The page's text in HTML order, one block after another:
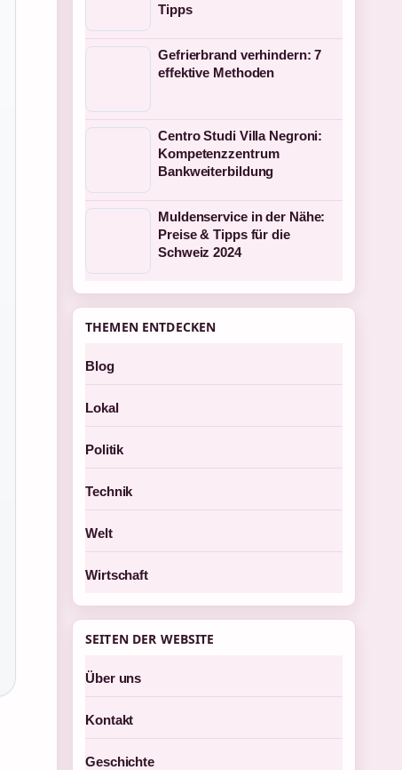
Tipps
Gefrierbrand verhindern: 7
effektive Methoden
Centro Studi Villa Negroni:
Kompetenzzentrum
Bankweiterbildung
Muldenservice in der Nähe:
Preise & Tipps für die
Schweiz 2024
THEMEN ENTDECKEN
Blog
Lokal
Politik
Technik
Welt
Wirtschaft
SEITEN DER WEBSITE
Über uns
Kontakt
Geschichte